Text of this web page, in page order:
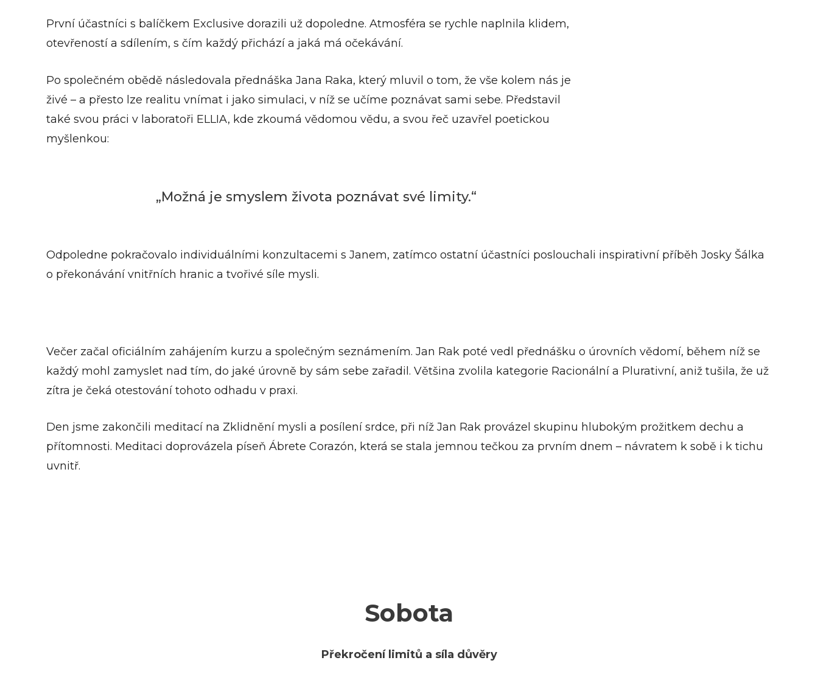
První účastníci s balíčkem Exclusive dorazili už dopoledne. Atmosféra se rychle naplnila klidem,
otevřeností a sdílením, s čím každý přichází a jaká má očekávání.
Po společném obědě následovala přednáška Jana Raka, který mluvil o tom, že vše kolem nás je
živé – a přesto lze realitu vnímat i jako simulaci, v níž se učíme poznávat sami sebe. Představil
také svou práci v laboratoři ELLIA, kde zkoumá vědomou vědu, a svou řeč uzavřel poetickou
myšlenkou:
„Možná je smyslem života poznávat své limity.“
Odpoledne pokračovalo individuálními konzultacemi s Janem, zatímco ostatní účastníci poslouchali inspirativní příběh Josky Šálka
o překonávání vnitřních hranic a tvořivé síle mysli.
Večer začal oficiálním zahájením kurzu a společným seznámením. Jan Rak poté vedl přednášku o úrovních vědomí, během níž se
každý mohl zamyslet nad tím, do jaké úrovně by sám sebe zařadil. Většina zvolila kategorie Racionální a Plurativní, aniž tušila, že už
zítra je čeká otestování tohoto odhadu v praxi.
Den jsme zakončili meditací na Zklidnění mysli a posílení srdce, při níž Jan Rak provázel skupinu hlubokým prožitkem dechu a
přítomnosti. Meditaci doprovázela píseň Ábrete Corazón, která se stala jemnou tečkou za prvním dnem – návratem k sobě i k tichu
uvnitř.
Sobota
Překročení limitů a síla důvěry